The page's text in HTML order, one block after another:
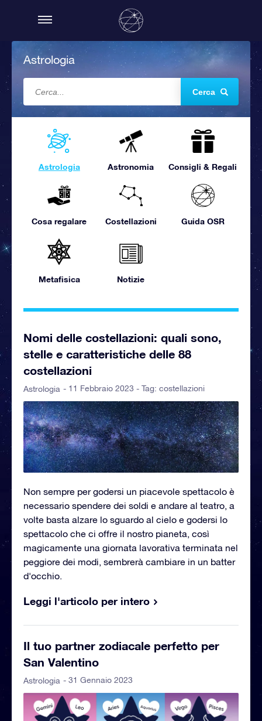
Astrologia
Cerca
Astrologia Astronomia Consigli & Regali
Cosa regalare Costellazioni Guida OSR
Metafisica Notizie
Nomi delle costellazioni: quali sono,
stelle e caratteristiche delle 88
costellazioni
Astrologia - 11 Febbraio 2023 - Tag: costellazioni
Non sempre per godersi un piacevole spettacolo è
necessario spendere dei soldi e andare al teatro, a
volte basta alzare lo sguardo al cielo e godersi lo
spettacolo che ci offre il nostro pianeta, così
magicamente una giornata lavorativa terminata nel
peggiore dei modi, sembrerà cambiare in un batter
d'occhio.
Leggi l'articolo per intero
Il tuo partner zodiacale perfetto per
San Valentino
Astrologia - 31 Gennaio 2023